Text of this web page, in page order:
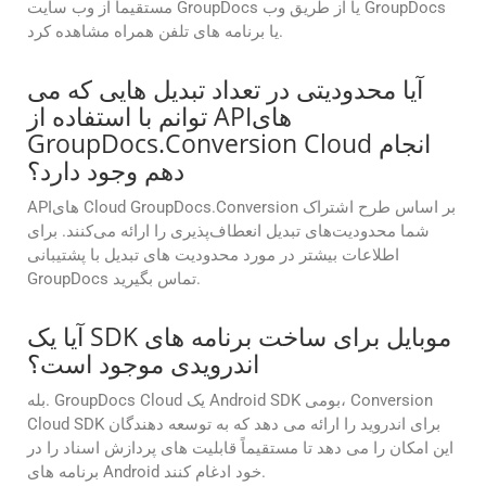
مستقیماً از وب سایت GroupDocs یا از طریق وب GroupDocs
یا برنامه های تلفن همراه مشاهده کرد.
آیا محدودیتی در تعداد تبدیل هایی که می
توانم با استفاده از APIهای
GroupDocs.Conversion Cloud انجام
دهم وجود دارد؟
APIهای Cloud GroupDocs.Conversion بر اساس طرح اشتراک
شما محدودیت‌های تبدیل انعطاف‌پذیری را ارائه می‌کنند. برای
اطلاعات بیشتر در مورد محدودیت های تبدیل با پشتیبانی
GroupDocs تماس بگیرید.
آیا یک SDK موبایل برای ساخت برنامه های
اندرویدی موجود است؟
بله. GroupDocs Cloud یک Android SDK بومی، Conversion
Cloud SDK برای اندروید را ارائه می دهد که به توسعه دهندگان
این امکان را می دهد تا مستقیماً قابلیت های پردازش اسناد را در
برنامه های Android خود ادغام کنند.